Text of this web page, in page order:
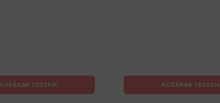
KOSÁRBA TESZEM KOSÁRBA TESZEM